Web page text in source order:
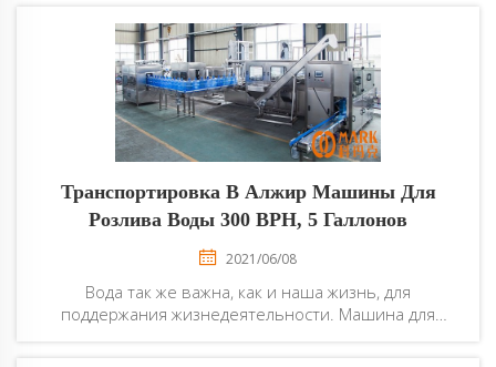
в 1600 км к юго-востоку от Майами, штат Флорида. У
клиента уже есть...
Транспортировка В Алжир Машины Для
Розлива Воды 300 BPH, 5 Галлонов
2021/06/08
Вода так же важна, как и наша жизнь, для
поддержания жизнедеятельности. Машина для